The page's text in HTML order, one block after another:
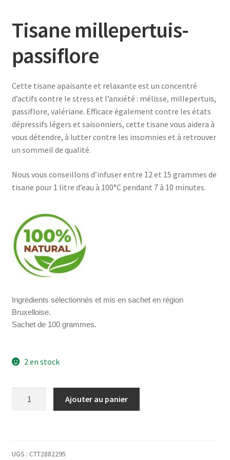
Tisane millepertuis-
passiflore
Cette tisane apaisante et relaxante est un concentré
d’actifs contre le stress et l’anxiété : mélisse, millepertuis,
passiflore, valériane. Efficace également contre les états
dépressifs légers et saisonniers, cette tisane vous aidera à
vous détendre, à lutter contre les insomnies et à retrouver
un sommeil de qualité.
Nous vous conseillons d’infuser entre 12 et 15 grammes de
tisane pour 1 litre d’eau à 100°C pendant 7 à 10 minutes.
Ingrédients sélectionnés et mis en sachet en région
Bruxelloise.
Sachet de 100 grammes.
2 en stock
Ajouter au panier
UGS : CTT2882295